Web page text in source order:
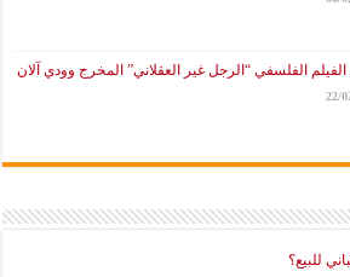
الفلسفي “الرجل غير العقلاني” المخرج وودي آلان
22/
للبيع؟